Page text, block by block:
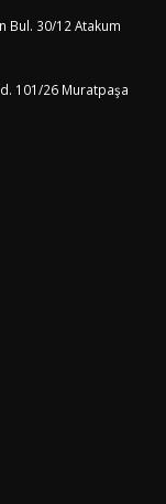
Bul. 30/12 Atakum
101/26 Muratpaşa